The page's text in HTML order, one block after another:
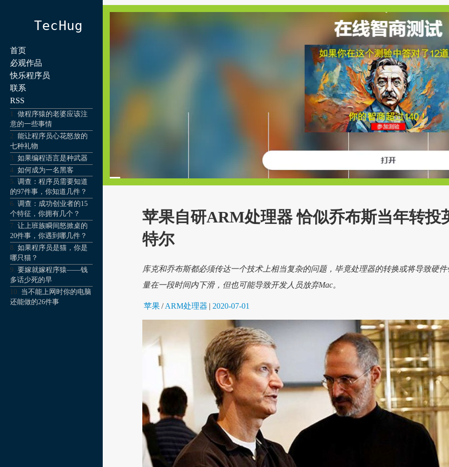
TecHug
首页
必观作品
快乐程序员
联系
RSS
做程序猿的老婆应该注
意的一些事情
能让程序员心花怒放的
七种礼物
如果编程语言是种武器
如何成为一名黑客
调查：程序员需要知道
的97件事，你知道几件？
调查：成功创业者的15
个特征，你拥有几个？
让上班族瞬间怒掀桌的
20件事，你遇到哪几件？
如果程序员是猫，你是
哪只猫？
要嫁就嫁程序猿——钱
多话少死的早
当不能上网时你的电脑
还能做的26件事
苹果自研ARM处理器 恰似乔布斯当年转投
特尔
库克和乔布斯都必须传达一个技术上相当复杂的问题，毕竟处理器的转换或将导致硬件
量在一段时间内下滑，但也可能导致开发人员放弃Mac。
苹果/ ARM处理器 | 2020-07-01